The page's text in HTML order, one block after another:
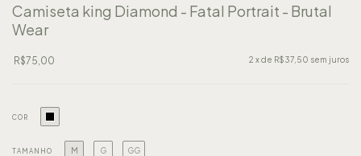
Camiseta king Diamond - Fatal Portrait - Brutal
Wear
R$75,00 2 x de R$37,50 sem juros
COR
TAMANHO M G GG